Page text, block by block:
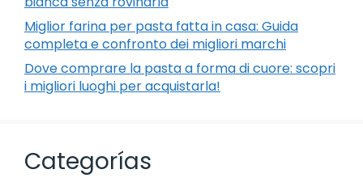
Miglior farina per pasta fatta in casa: Guida
completa e confronto dei migliori marchi
Dove comprare la pasta a forma di cuore: scopri
i migliori luoghi per acquistarla!
Categorías